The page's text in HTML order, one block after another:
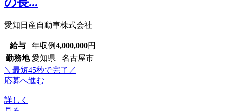
愛知日産自動車株式会社
給与 年収例4,000,000円
勤務地 愛知県 名古屋市
＼最短45秒で完了／
応募へ進む
詳しく